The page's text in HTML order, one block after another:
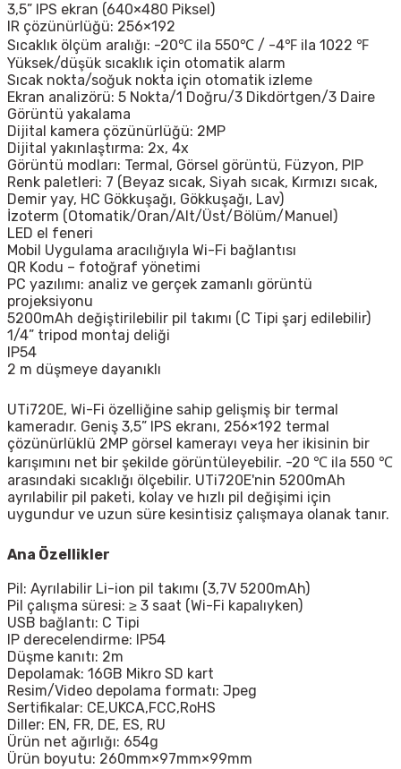
3,5” IPS ekran (640×480 Piksel)
IR çözünürlüğü: 256×192
Sıcaklık ölçüm aralığı: -20℃ ila 550℃ / -4℉ ila 1022 ℉
Yüksek/düşük sıcaklık için otomatik alarm
Sıcak nokta/soğuk nokta için otomatik izleme
Ekran analizörü: 5 Nokta/1 Doğru/3 Dikdörtgen/3 Daire
Görüntü yakalama
Dijital kamera çözünürlüğü: 2MP
Dijital yakınlaştırma: 2x, 4x
Görüntü modları: Termal, Görsel görüntü, Füzyon, PIP
Renk paletleri: 7 (Beyaz sıcak, Siyah sıcak, Kırmızı sıcak,
Demir yay, HC Gökkuşağı, Gökkuşağı, Lav)
İzoterm (Otomatik/Oran/Alt/Üst/Bölüm/Manuel)
LED el feneri
Mobil Uygulama aracılığıyla Wi-Fi bağlantısı
QR Kodu – fotoğraf yönetimi
PC yazılımı: analiz ve gerçek zamanlı görüntü
projeksiyonu
5200mAh değiştirilebilir pil takımı (C Tipi şarj edilebilir)
1/4” tripod montaj deliği
IP54
2 m düşmeye dayanıklı
UTi720E, Wi-Fi özelliğine sahip gelişmiş bir termal
kameradır. Geniş 3,5” IPS ekranı, 256×192 termal
çözünürlüklü 2MP görsel kamerayı veya her ikisinin bir
karışımını net bir şekilde görüntüleyebilir. -20 ℃ ila 550 ℃
arasındaki sıcaklığı ölçebilir. UTi720E'nin 5200mAh
ayrılabilir pil paketi, kolay ve hızlı pil değişimi için
uygundur ve uzun süre kesintisiz çalışmaya olanak tanır.
Ana Özellikler
Pil: Ayrılabilir Li-ion pil takımı (3,7V 5200mAh)
Pil çalışma süresi: ≥ 3 saat (Wi-Fi kapalıyken)
USB bağlantı: C Tipi
IP derecelendirme: IP54
Düşme kanıtı: 2m
Depolamak: 16GB Mikro SD kart
Resim/Video depolama formatı: Jpeg
Sertifikalar: CE,UKCA,FCC,RoHS
Diller: EN, FR, DE, ES, RU
Ürün net ağırlığı: 654g
Ürün boyutu: 260mm×97mm×99mm